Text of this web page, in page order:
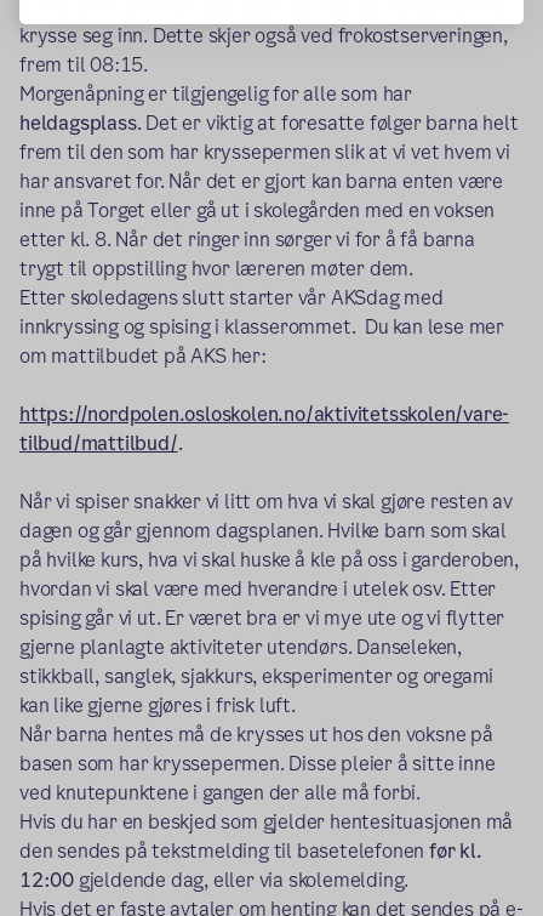
krysse seg inn. Dette skjer også ved frokostserveringen,
frem til 08:15.
Morgenåpning er tilgjengelig for alle som har
heldagsplass. Det er viktig at foresatte følger barna helt
frem til den som har kryssepermen slik at vi vet hvem vi
har ansvaret for. Når det er gjort kan barna enten være
inne på Torget eller gå ut i skolegården med en voksen
etter kl. 8. Når det ringer inn sørger vi for å få barna
trygt til oppstilling hvor læreren møter dem.
Etter skoledagens slutt starter vår AKSdag med
innkryssing og spising i klasserommet. Du kan lese mer
om mattilbudet på AKS her:
https://nordpolen.osloskolen.no/aktivitetsskolen/vare-
tilbud/mattilbud/.
Når vi spiser snakker vi litt om hva vi skal gjøre resten av
dagen og går gjennom dagsplanen. Hvilke barn som skal
på hvilke kurs, hva vi skal huske å kle på oss i garderoben,
hvordan vi skal være med hverandre i utelek osv. Etter
spising går vi ut. Er været bra er vi mye ute og vi flytter
gjerne planlagte aktiviteter utendørs. Danseleken,
stikkball, sanglek, sjakkurs, eksperimenter og oregami
kan like gjerne gjøres i frisk luft.
Når barna hentes må de krysses ut hos den voksne på
basen som har kryssepermen. Disse pleier å sitte inne
ved knutepunktene i gangen der alle må forbi.
Hvis du har en beskjed som gjelder hentesituasjonen må
den sendes på tekstmelding til basetelefonen før kl.
12:00 gjeldende dag, eller via skolemelding.
Hvis det er faste avtaler om henting kan det sendes på e-